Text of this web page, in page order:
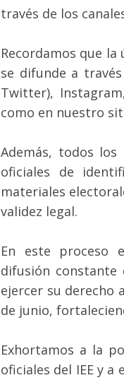
través de los
Recordamos que
se difunde a
Twitter),
como en nuestro
Además, todos
oficiales de
materiales
validez legal.
En este proceso
difusión constante
ejercer su derecho
de junio,
Exhortamos a la
oficiales del IEE y